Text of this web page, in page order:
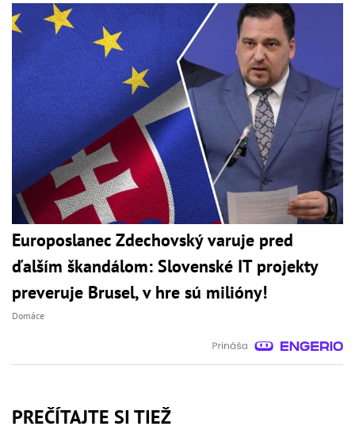
Europoslanec Zdechovský varuje pred
ďalším škandálom: Slovenské IT projekty
preveruje Brusel, v hre sú milióny!
Domáce
PREČÍTAJTE SI TIEŽ